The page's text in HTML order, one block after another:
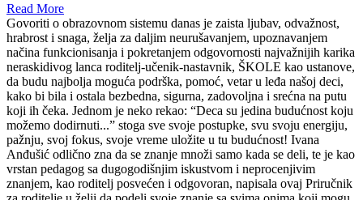
Read More
Govoriti o obrazovnom sistemu danas je zaista ljubav, odvažnost,
hrabrost i snaga, želja za daljim neurušavanjem, upoznavanjem
načina funkcionisanja i pokretanjem odgovornosti najvažnijih karika
neraskidivog lanca roditelj-učenik-nastavnik, ŠKOLE kao ustanove,
da budu najbolja moguća podrška, pomoć, vetar u leđa našoj deci,
kako bi bila i ostala bezbedna, sigurna, zadovoljna i srećna na putu
koji ih čeka. Jednom je neko rekao: “Deca su jedina budućnost koju
možemo dodirnuti...” stoga sve svoje postupke, svu svoju energiju,
pažnju, svoj fokus, svoje vreme uložite u tu budućnost! Ivana
Anđušić odlično zna da se znanje množi samo kada se deli, te je kao
vrstan pedagog sa dugogodišnjim iskustvom i neprocenjivim
znanjem, kao roditelj posvećen i odgovoran, napisala ovaj Priručnik